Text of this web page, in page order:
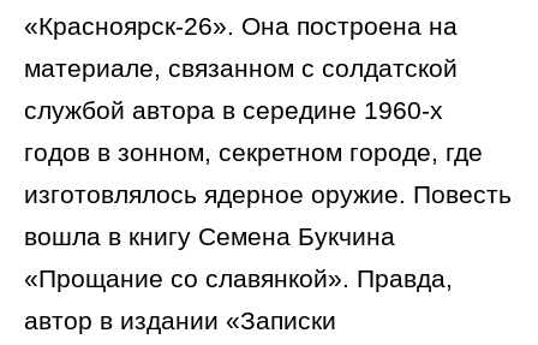
«Красноярск-26». Она построена на
материале, связанном с солдатской
службой автора в середине 1960-х
годов в зонном, секретном городе, где
изготовлялось ядерное оружие. Повесть
вошла в книгу Семена Букчина
«Прощание со славянкой». Правда,
автор в издании «Записки